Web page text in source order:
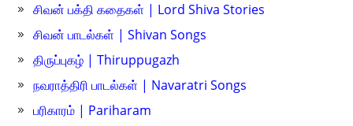
சிவன் பக்தி கதைகள் | Lord Shiva Stories
சிவன் பாடல்கள் | Shivan Songs
திருப்புகழ் | Thiruppugazh
நவராத்திரி பாடல்கள் | Navaratri Songs
பரிகாரம் | Pariharam